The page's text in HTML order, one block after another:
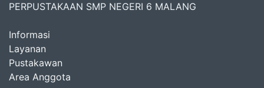
PERPUSTAKAAN SMP NEGERI 6 MALANG
Informasi
Layanan
Pustakawan
Area Anggota